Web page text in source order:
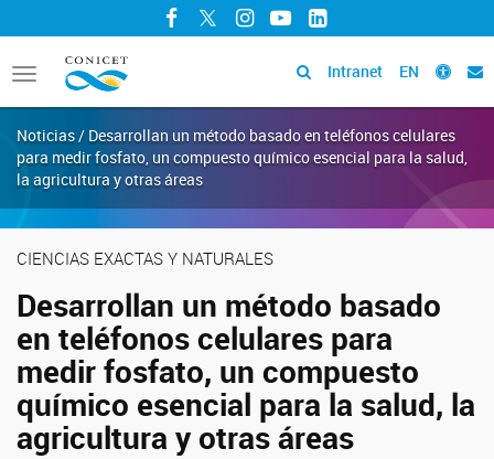
Facebook
TwitterInstagram
YouTubeLinkedIn
Toggle
navigation
Intranet EN
Noticias / Desarrollan un método basado en teléfonos celulares
para medir fosfato, un compuesto químico esencial para la salud,
la agricultura y otras áreas
CIENCIAS EXACTAS Y NATURALES
Desarrollan un método basado
en teléfonos celulares para
medir fosfato, un compuesto
químico esencial para la salud, la
agricultura y otras áreas